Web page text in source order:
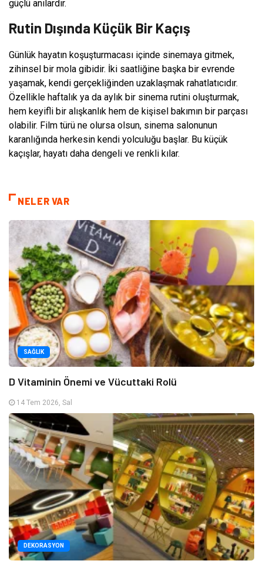
güçlü anılardır.
Rutin Dışında Küçük Bir Kaçış
Günlük hayatın koşuşturmacası içinde sinemaya gitmek,
zihinsel bir mola gibidir. İki saatliğine başka bir evrende
yaşamak, kendi gerçekliğinden uzaklaşmak rahatlatıcıdır.
Özellikle haftalık ya da aylık bir sinema rutini oluşturmak,
hem keyifli bir alışkanlık hem de kişisel bakımın bir parçası
olabilir. Film türü ne olursa olsun, sinema salonunun
karanlığında herkesin kendi yolculuğu başlar. Bu küçük
kaçışlar, hayatı daha dengeli ve renkli kılar.
NELER VAR
SAĞLIK
D Vitaminin Önemi ve Vücuttaki Rolü
14 Tem 2026, Sal
DEKORASYON